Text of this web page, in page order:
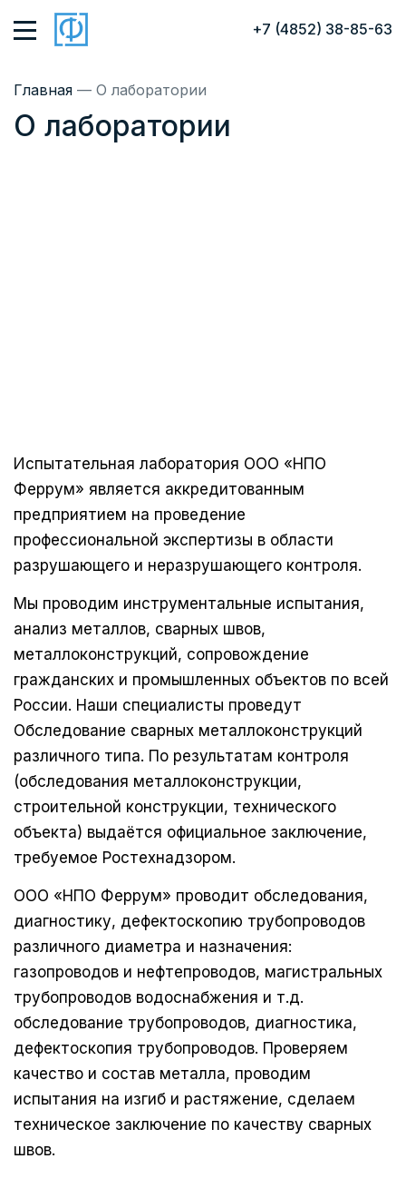
+7 (4852) 38-85-63
Главная — О лаборатории
О лаборатории
Испытательная лаборатория ООО «НПО
Феррум» является аккредитованным
предприятием на проведение
профессиональной экспертизы в области
разрушающего и неразрушающего контроля.
Мы проводим инструментальные испытания,
анализ металлов, сварных швов,
металлоконструкций, сопровождение
гражданских и промышленных объектов по всей
России. Наши специалисты проведут
Обследование сварных металлоконструкций
различного типа. По результатам контроля
(обследования металлоконструкции,
строительной конструкции, технического
объекта) выдаётся официальное заключение,
требуемое Ростехнадзором.
ООО «НПО Феррум» проводит обследования,
диагностику, дефектоскопию трубопроводов
различного диаметра и назначения:
газопроводов и нефтепроводов, магистральных
трубопроводов водоснабжения и т.д.
обследование трубопроводов, диагностика,
дефектоскопия трубопроводов. Проверяем
качество и состав металла, проводим
испытания на изгиб и растяжение, сделаем
техническое заключение по качеству сварных
швов.